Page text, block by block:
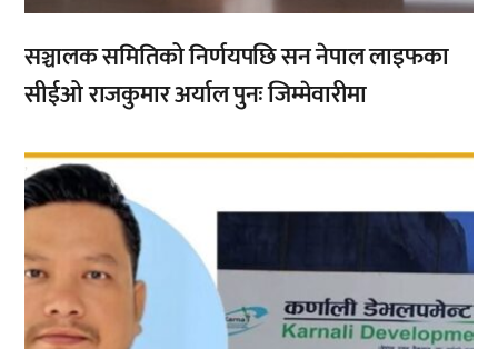
सञ्चालक समितिको निर्णयपछि सन नेपाल लाइफका
सीईओ राजकुमार अर्याल पुनः जिम्मेवारीमा
,